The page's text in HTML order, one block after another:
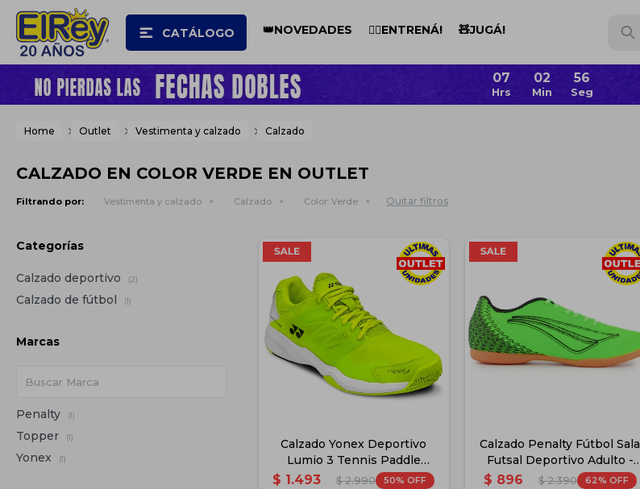
CATÁLOGO 👑NOVEDADES 🏋️‍♂️ENTRENÁ! 🧸JUGÁ!
Home Outlet Vestimenta y calzado Calzado
CALZADO EN COLOR VERDE EN OUTLET
Filtrando por: Vestimenta y calzado Calzado Color: Verde Quitar filtros
Calzado Yonex Deportivo
Lumio 3 Tennis Paddle
Adulto - Verde
$ 1.493 $ 2.990 50
Calzado Penalty Fútbol Sala
Futsal Deportivo Adulto -
Verde
$ 896 $ 2.390 62
Categorías
Calzado deportivo (2)
Calzado de fútbol (1)
Marcas
Penalty (1)
Topper (1)
Yonex (1)